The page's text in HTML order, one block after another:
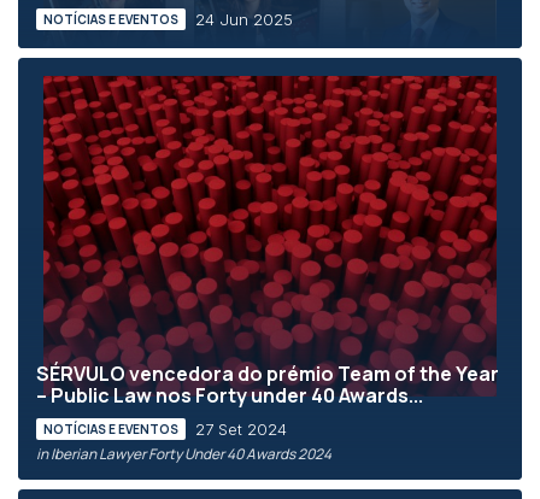
NOTÍCIAS E EVENTOS 24 Jun 2025
SÉRVULO vencedora do prémio Team of the Year
– Public Law nos Forty under 40 Awards...
NOTÍCIAS E EVENTOS 27 Set 2024
in Iberian Lawyer Forty Under 40 Awards 2024